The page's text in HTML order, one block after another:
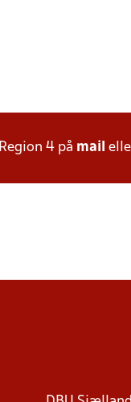
4 på mail